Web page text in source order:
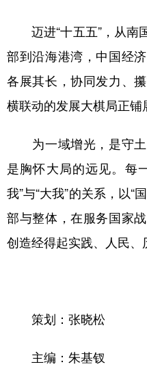
迈进“十五五”，从南
部到沿海港湾，中国经
各展其长，协同发力、
横联动的发展大棋局正铺
为一域增光，是守土
是胸怀大局的远见。每
我”与“大我”的关系，以“
部与整体，在服务国家
创造经得起实践、人民、
策划：张晓松
主编：朱基钗